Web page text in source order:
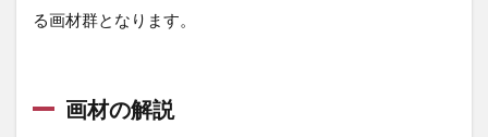
る画材群となります。
画材の解説